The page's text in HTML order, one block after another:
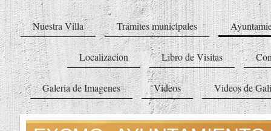
Nuestra Villa Trámites municipales
Localizacion Libro de Visitas
Galeria de Imagenes Videos Videos de